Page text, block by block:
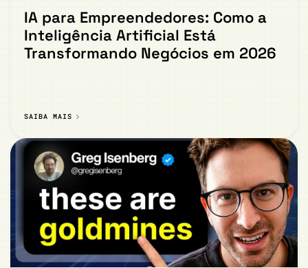
IA para Empreendedores: Como a
Inteligência Artificial Está
Transformando Negócios em 2026
SAIBA MAIS